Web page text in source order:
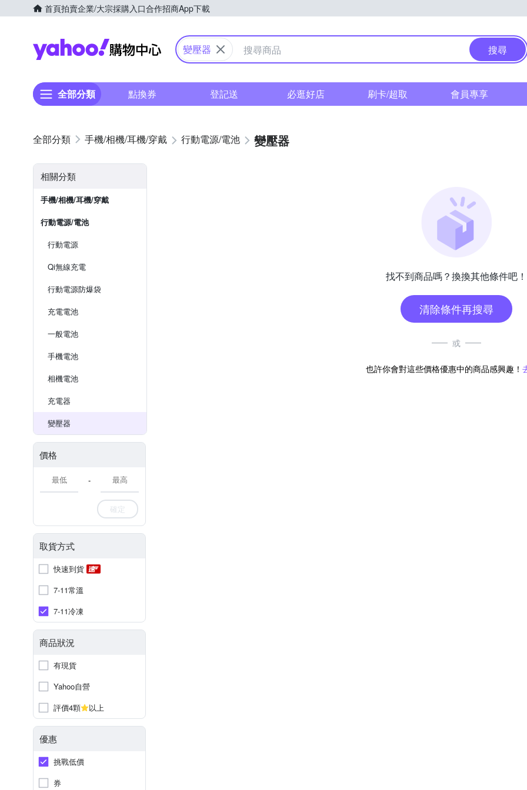
首頁拍賣企業/大宗採購入口合作招商App下載
Yahoo購物中心
變壓器 搜尋
全部分類 點換券 登記送 必逛好店 刷卡/超取 會員專享
手機/相機/耳機/穿戴 行動電源/電池 變壓器
相關分類
手機/相機/耳機/穿戴
行動電源/電池
行動電源
Qi無線充電
行動電源防爆袋
充電電池
一般電池
手機電池
相機電池
充電器
變壓器
價格
-
確定
取貨方式
快速到貨
7-11常溫
7-11冷凍
商品狀況
有現貨
Yahoo自營
評價4顆
以上
優惠
挑戰低價
券
找不到商品嗎？換換其他條件吧！
清除條件再搜尋
或
也許你會對這些價格優惠中的商品感興趣！